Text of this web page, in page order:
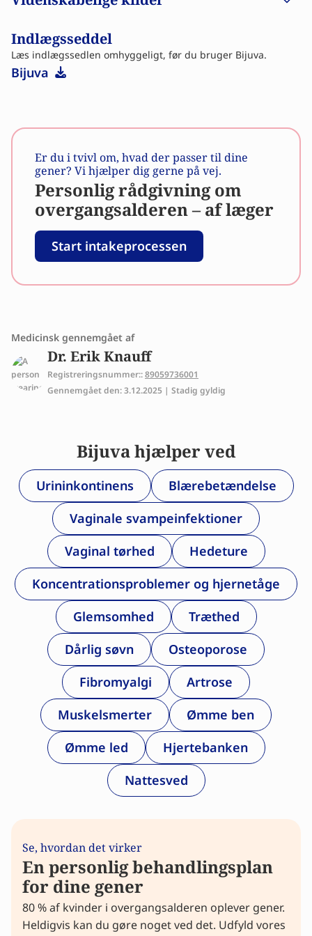
som Bijuva i tide og bruger det i flere år under
overgangsalderen. Bijuva indeholder østradiol og
progesteron og er derfor beregnet til kvinder med en
Er du i tvivl om, hvad der passer til dine
gener? Vi hjælper dig gerne på vej.
Personlig rådgivning om
overgangsalderen – af læger
Start intakeprocessen
Medicinsk gennemgået af
Dr. Erik Knauff
Registreringsnummer::89059736001
Gennemgået den: 3.12.2025 | Stadig gyldig
Indlægsseddel
Læs indlægssedlen omhyggeligt, før du bruger Bijuva.
Bijuva
Bijuva hjælper ved
Urininkontinens
Blærebetændelse
Vaginale svampeinfektioner
Vaginal tørhed
Hedeture
Koncentrationsproblemer og hjernetåge
Glemsomhed
Træthed
Dårlig søvn
Osteoporose
Fibromyalgi
Artrose
Muskelsmerter
Ømme ben
Ømme led
Hjertebanken
Nattesved
Se, hvordan det virker
En personlig behandlingsplan
for dine gener
80 % af kvinder i overgangsalderen oplever gener.
Heldigvis kan du gøre noget ved det. Udfyld vores